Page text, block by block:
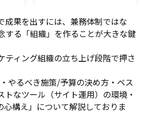
成果を出すには、兼務体制ではな
する「組織」を作ることが大きな鍵
ティング組織の立ち上げ段階で押さ
やるべき施策/予算の決め方・ベス
トなツール（サイト運用）の環境・
心構え」について解説しておりま